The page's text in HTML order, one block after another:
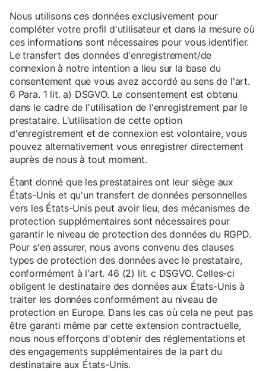
Nous utilisons ces données exclusivement pour
compléter votre profil d'utilisateur et dans la mesure où
ces informations sont nécessaires pour vous identifier.
Le transfert des données d'enregistrement/de
connexion à notre intention a lieu sur la base du
consentement que vous avez accordé au sens de l'art.
6 Para. 1 lit. a) DSGVO. Le consentement est obtenu
dans le cadre de l'utilisation de l'enregistrement par le
prestataire. L'utilisation de cette option
d'enregistrement et de connexion est volontaire, vous
pouvez alternativement vous enregistrer directement
auprès de nous à tout moment.
Étant donné que les prestataires ont leur siège aux
États-Unis et qu'un transfert de données personnelles
vers les États-Unis peut avoir lieu, des mécanismes de
protection supplémentaires sont nécessaires pour
garantir le niveau de protection des données du RGPD.
Pour s'en assurer, nous avons convenu des clauses
types de protection des données avec le prestataire,
conformément à l'art. 46 (2) lit. c DSGVO. Celles-ci
obligent le destinataire des données aux États-Unis à
traiter les données conformément au niveau de
protection en Europe. Dans les cas où cela ne peut pas
être garanti même par cette extension contractuelle,
nous nous efforçons d'obtenir des réglementations et
des engagements supplémentaires de la part du
destinataire aux États-Unis.